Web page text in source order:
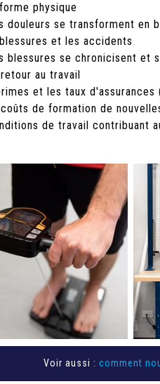
physique
douleurs se transforment en
et les accidents
blessures se chronicisent et
au travail
et les taux d'assurances
de formation de
de travail contribuant
Voir aussi : comment